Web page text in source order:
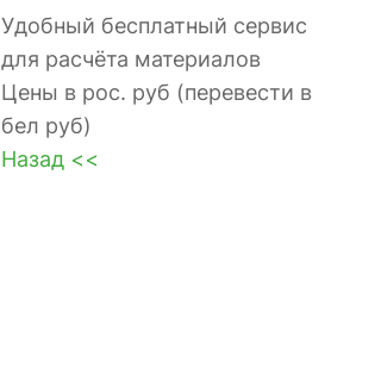
Удобный бесплатный сервис
для расчёта материалов
Цены в рос. руб (перевести в
бел руб)
Назад <<